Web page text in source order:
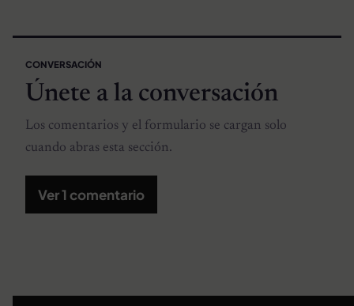
CONVERSACIÓN
Únete a la conversación
Los comentarios y el formulario se cargan solo
cuando abras esta sección.
Ver 1 comentario